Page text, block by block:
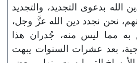
الله بدعوى التجديد، والتجديد
نحن نجدد دين الله عزَّ وجل،
به مما ليس منه، جُدران هذا
بعد عشرات السنوات يبهت